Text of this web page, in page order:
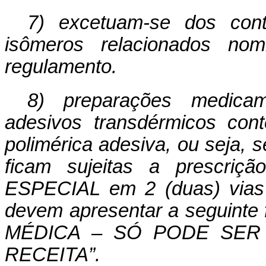
7) excetuam-se dos
isômeros relacionados
regulamento.
8) preparações
adesivos transdérmicos
polimérica adesiva, ou seja,
ficam sujeitas a
ESPECIAL em 2 (duas)
devem apresentar a
MÉDICA – SÓ PODE
RECEITA”.